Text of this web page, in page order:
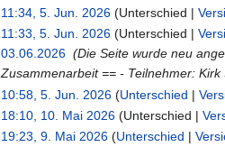
11:34, 5. Jun. 2026
Unterschied
11:33, 5. Jun. 2026
Unterschied
03.06.2026 ‎ Die Seite wurde neu
Zusammenarbeit == - Teilnehmer:
10:58, 5. Jun. 2026
Unterschied
18:10, 10. Mai 2026
Unterschied
19:23, 9. Mai 2026
Unterschied